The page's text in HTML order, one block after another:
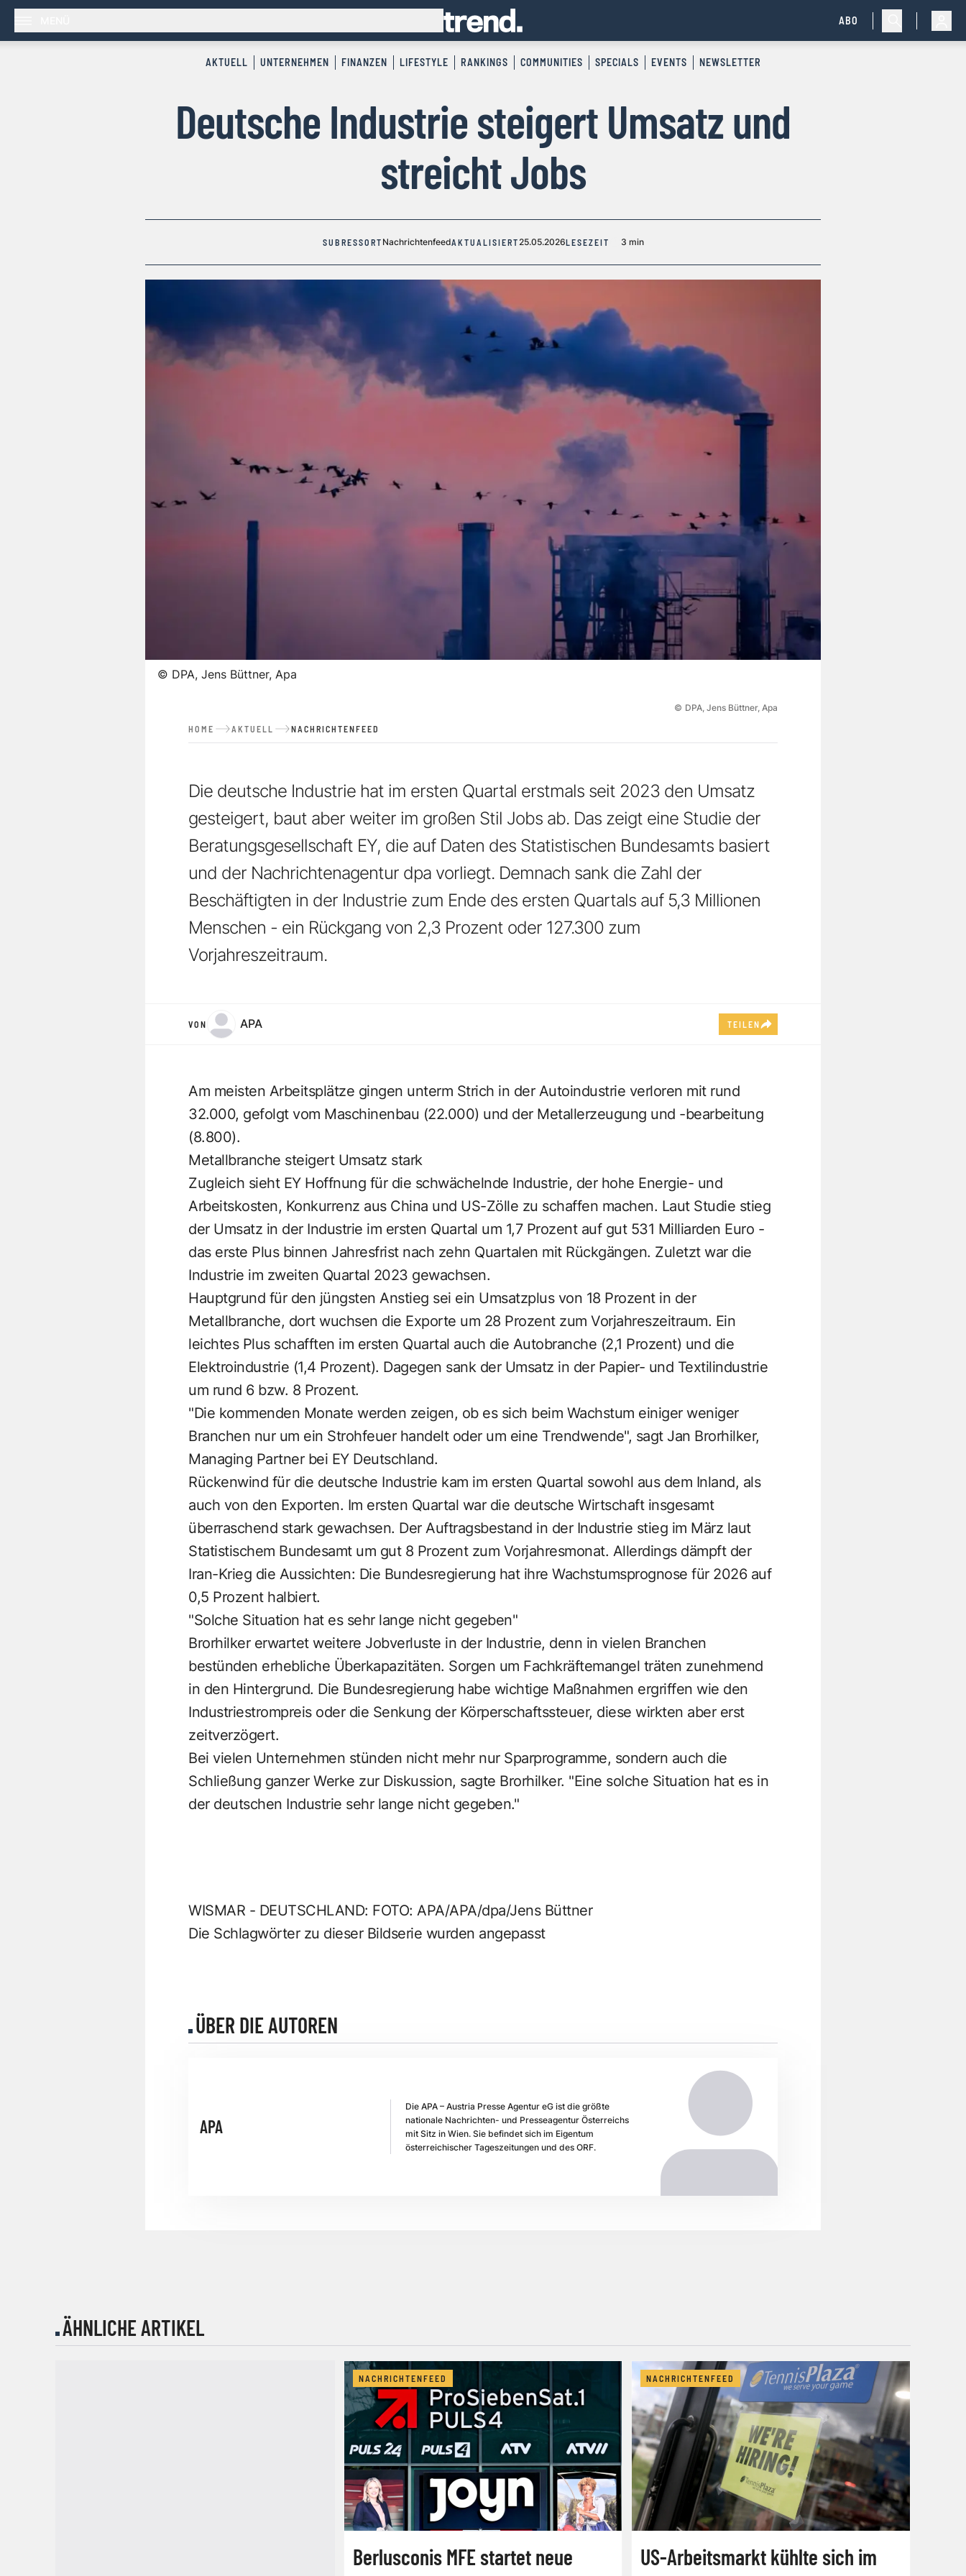
ABO
AKTUELL UNTERNEHMEN FINANZEN LIFESTYLE RANKINGS COMMUNITIES SPECIALS EVENTS NEWSLETTER
Deutsche Industrie steigert Umsatz und
streicht Jobs
SUBRESSORT NachrichtenfeedAKTUALISIERT25.05.2026LESEZEIT 3 min
© DPA, Jens Büttner, Apa
© DPA, Jens Büttner, Apa
HOME AKTUELL NACHRICHTENFEED
Die deutsche Industrie hat im ersten Quartal erstmals seit 2023 den Umsatz
gesteigert, baut aber weiter im großen Stil Jobs ab. Das zeigt eine Studie der
Beratungsgesellschaft EY, die auf Daten des Statistischen Bundesamts basiert
und der Nachrichtenagentur dpa vorliegt. Demnach sank die Zahl der
Beschäftigten in der Industrie zum Ende des ersten Quartals auf 5,3 Millionen
Menschen - ein Rückgang von 2,3 Prozent oder 127.300 zum
Vorjahreszeitraum.
VON APA TEILEN
Am meisten Arbeitsplätze gingen unterm Strich in der Autoindustrie verloren mit rund
32.000, gefolgt vom Maschinenbau (22.000) und der Metallerzeugung und -bearbeitung
(8.800).
Metallbranche steigert Umsatz stark
Zugleich sieht EY Hoffnung für die schwächelnde Industrie, der hohe Energie- und
Arbeitskosten, Konkurrenz aus China und US-Zölle zu schaffen machen. Laut Studie stieg
der Umsatz in der Industrie im ersten Quartal um 1,7 Prozent auf gut 531 Milliarden Euro -
das erste Plus binnen Jahresfrist nach zehn Quartalen mit Rückgängen. Zuletzt war die
Industrie im zweiten Quartal 2023 gewachsen.
Hauptgrund für den jüngsten Anstieg sei ein Umsatzplus von 18 Prozent in der
Metallbranche, dort wuchsen die Exporte um 28 Prozent zum Vorjahreszeitraum. Ein
leichtes Plus schafften im ersten Quartal auch die Autobranche (2,1 Prozent) und die
Elektroindustrie (1,4 Prozent). Dagegen sank der Umsatz in der Papier- und Textilindustrie
um rund 6 bzw. 8 Prozent.
"Die kommenden Monate werden zeigen, ob es sich beim Wachstum einiger weniger
Branchen nur um ein Strohfeuer handelt oder um eine Trendwende", sagt Jan Brorhilker,
Managing Partner bei EY Deutschland.
Rückenwind für die deutsche Industrie kam im ersten Quartal sowohl aus dem Inland, als
auch von den Exporten. Im ersten Quartal war die deutsche Wirtschaft insgesamt
überraschend stark gewachsen. Der Auftragsbestand in der Industrie stieg im März laut
Statistischem Bundesamt um gut 8 Prozent zum Vorjahresmonat. Allerdings dämpft der
Iran-Krieg die Aussichten: Die Bundesregierung hat ihre Wachstumsprognose für 2026 auf
0,5 Prozent halbiert.
"Solche Situation hat es sehr lange nicht gegeben"
Brorhilker erwartet weitere Jobverluste in der Industrie, denn in vielen Branchen
bestünden erhebliche Überkapazitäten. Sorgen um Fachkräftemangel träten zunehmend
in den Hintergrund. Die Bundesregierung habe wichtige Maßnahmen ergriffen wie den
Industriestrompreis oder die Senkung der Körperschaftssteuer, diese wirkten aber erst
zeitverzögert.
Bei vielen Unternehmen stünden nicht mehr nur Sparprogramme, sondern auch die
Schließung ganzer Werke zur Diskussion, sagte Brorhilker. "Eine solche Situation hat es in
der deutschen Industrie sehr lange nicht gegeben."
WISMAR - DEUTSCHLAND: FOTO: APA/APA/dpa/Jens Büttner
Die Schlagwörter zu dieser Bildserie wurden angepasst
ÜBER DIE AUTOREN
APA
Die APA – Austria Presse Agentur eG ist die größte
nationale Nachrichten- und Presseagentur Österreichs
mit Sitz in Wien. Sie befindet sich im Eigentum
österreichischer Tageszeitungen und des ORF.
ÄHNLICHE ARTIKEL
NACHRICHTENFEED
Berlusconis MFE startet neue
NACHRICHTENFEED
US-Arbeitsmarkt kühlte sich im